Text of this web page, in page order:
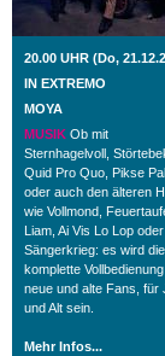
20.00 UHR (Do,
IN EXTREMO
MOYA
MUSIK Ob mit
Sternhagelvoll,
Quid Pro Quo, Pikse
oder auch den älteren
wie Vollmond,
Liam, Ai Vis Lo Lop oder
Sängerkrieg: es wird die
komplette
neue und alte Fans, für
und Alt sein.
Mehr Infos...